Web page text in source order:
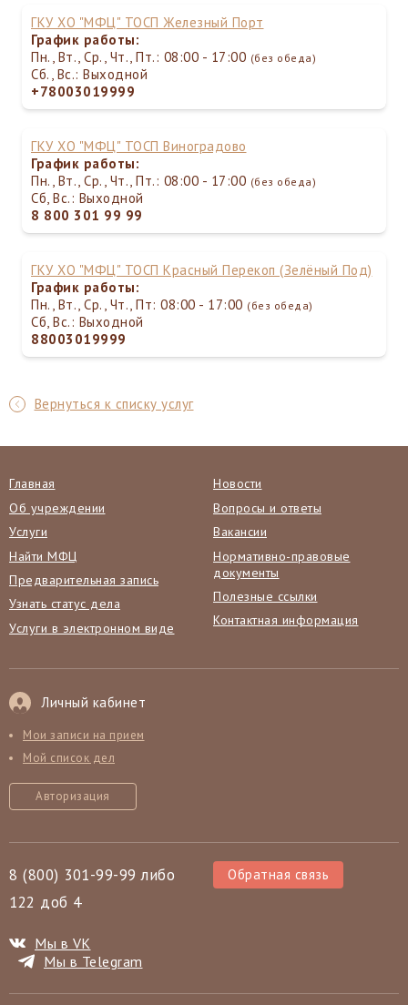
ГКУ ХО "МФЦ" ТОСП Железный Порт
График работы:
Пн., Вт., Ср., Чт., Пт.: 08:00 - 17:00 (без обеда)
Сб., Вс.: Выходной
+78003019999
ГКУ ХО "МФЦ" ТОСП Виноградово
График работы:
Пн., Вт., Ср., Чт., Пт.: 08:00 - 17:00 (без обеда)
Сб, Вс.: Выходной
8 800 301 99 99
ГКУ ХО "МФЦ" ТОСП Красный Перекоп (Зелёный Под)
График работы:
Пн., Вт., Ср., Чт., Пт: 08:00 - 17:00 (без обеда)
Сб, Вс.: Выходной
88003019999
Вернуться к списку услуг
Главная
Об учреждении
Услуги
Найти МФЦ
Предварительная запись
Узнать статус дела
Услуги в электронном виде
Новости
Вопросы и ответы
Вакансии
Нормативно-правовые
документы
Полезные ссылки
Контактная информация
Личный кабинет
Мои записи на прием
Мой список дел
Авторизация
8 (800) 301-99-99 либо
122 доб 4
Обратная связь
Мы в VK
Мы в Telegram